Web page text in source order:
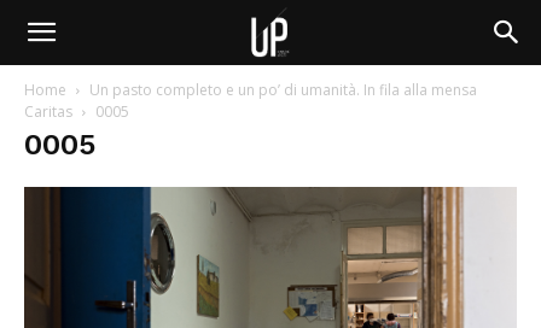
Home
Un pasto completo e un po’ di umanità. In fila alla mensa
Caritas
0005
0005